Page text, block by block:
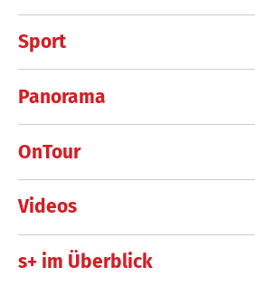
Sport
Panorama
OnTour
Videos
s+ im Überblick